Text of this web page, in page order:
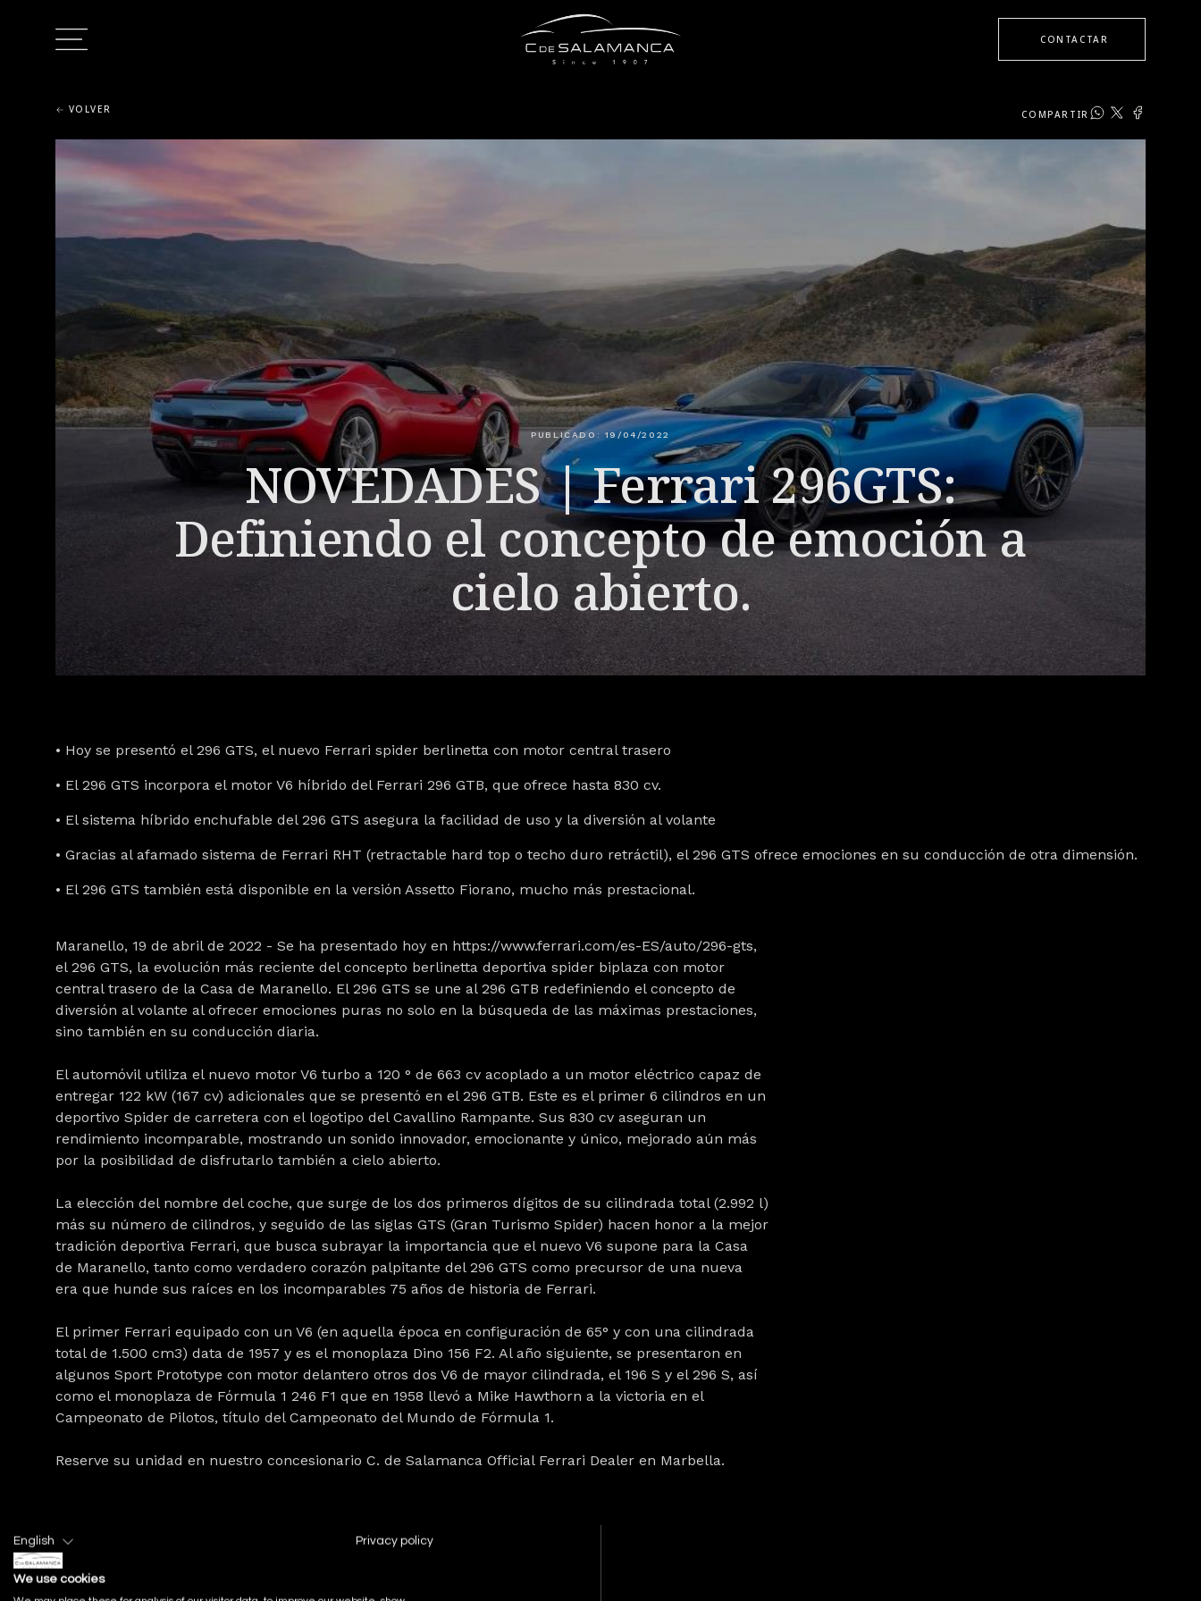
CONTACTAR
VOLVER COMPARTIR
PUBLICADO: 19/04/2022
NOVEDADES | Ferrari 296GTS:
Definiendo el concepto de emoción a
cielo abierto.
• Hoy se presentó el 296 GTS, el nuevo Ferrari spider berlinetta con motor central trasero
• El 296 GTS incorpora el motor V6 híbrido del Ferrari 296 GTB, que ofrece hasta 830 cv.
• El sistema híbrido enchufable del 296 GTS asegura la facilidad de uso y la diversión al volante
• Gracias al afamado sistema de Ferrari RHT (retractable hard top o techo duro retráctil), el 296 GTS ofrece emociones en su conducción de otra dimensión.
• El 296 GTS también está disponible en la versión Assetto Fiorano, mucho más prestacional.
Maranello, 19 de abril de 2022 - Se ha presentado hoy en https://www.ferrari.com/es-ES/auto/296-gts,
el 296 GTS, la evolución más reciente del concepto berlinetta deportiva spider biplaza con motor
central trasero de la Casa de Maranello. El 296 GTS se une al 296 GTB redefiniendo el concepto de
diversión al volante al ofrecer emociones puras no solo en la búsqueda de las máximas prestaciones,
sino también en su conducción diaria.
El automóvil utiliza el nuevo motor V6 turbo a 120 ° de 663 cv acoplado a un motor eléctrico capaz de
entregar 122 kW (167 cv) adicionales que se presentó en el 296 GTB. Este es el primer 6 cilindros en un
deportivo Spider de carretera con el logotipo del Cavallino Rampante. Sus 830 cv aseguran un
rendimiento incomparable, mostrando un sonido innovador, emocionante y único, mejorado aún más
por la posibilidad de disfrutarlo también a cielo abierto.
La elección del nombre del coche, que surge de los dos primeros dígitos de su cilindrada total (2.992 l)
más su número de cilindros, y seguido de las siglas GTS (Gran Turismo Spider) hacen honor a la mejor
tradición deportiva Ferrari, que busca subrayar la importancia que el nuevo V6 supone para la Casa
de Maranello, tanto como verdadero corazón palpitante del 296 GTS como precursor de una nueva
era que hunde sus raíces en los incomparables 75 años de historia de Ferrari.
El primer Ferrari equipado con un V6 (en aquella época en configuración de 65° y con una cilindrada
total de 1.500 cm3) data de 1957 y es el monoplaza Dino 156 F2. Al año siguiente, se presentaron en
algunos Sport Prototype con motor delantero otros dos V6 de mayor cilindrada, el 196 S y el 296 S, así
como el monoplaza de Fórmula 1 246 F1 que en 1958 llevó a Mike Hawthorn a la victoria en el
Campeonato de Pilotos, título del Campeonato del Mundo de Fórmula 1.
Reserve su unidad en nuestro concesionario C. de Salamanca Official Ferrari Dealer en Marbella.
English Privacy policy
We use cookies